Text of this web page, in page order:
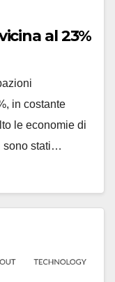
al 23%
in costante
le economie di
sono stati…